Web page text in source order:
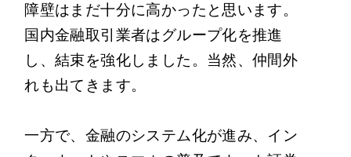
障壁はまだ十分に高かったと思います。
国内金融取引業者はグループ化を推進
し、結束を強化しました。当然、仲間外
れも出てきます。
一方で、金融のシステム化が進み、イン